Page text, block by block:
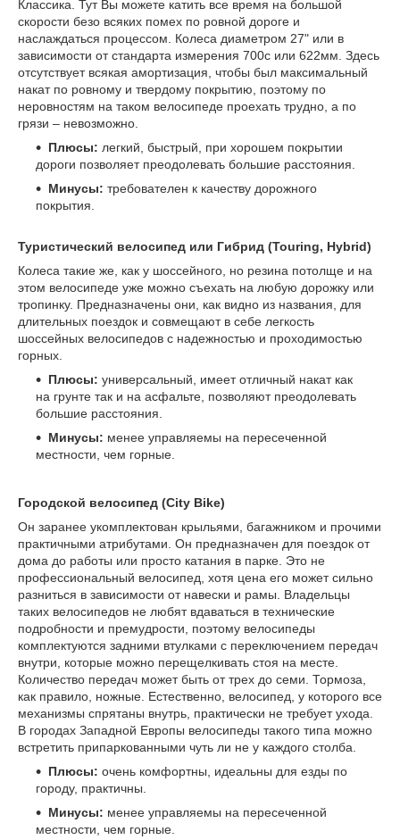
Классика. Тут Вы можете катить все время на большой
скорости безо всяких помех по ровной дороге и
наслаждаться процессом. Колеса диаметром 27" или в
зависимости от стандарта измерения 700с или 622мм. Здесь
отсутствует всякая амортизация, чтобы был максимальный
накат по ровному и твердому покрытию, поэтому по
неровностям на таком велосипеде проехать трудно, а по
грязи – невозможно.
Плюсы: легкий, быстрый, при хорошем покрытии
дороги позволяет преодолевать большие расстояния.
Минусы: требователен к качеству дорожного
покрытия.
Туристический велосипед или Гибрид (Touring, Hybrid)
Колеса такие же, как у шоссейного, но резина потолще и на
этом велосипеде уже можно съехать на любую дорожку или
тропинку. Предназначены они, как видно из названия, для
длительных поездок и совмещают в себе легкость
шоссейных велосипедов с надежностью и проходимостью
горных.
Плюсы: универсальный, имеет отличный накат как
на грунте так и на асфальте, позволяют преодолевать
большие расстояния.
Минусы: менее управляемы на пересеченной
местности, чем горные.
Городской велосипед (Сity Bike)
Он заранее укомплектован крыльями, багажником и прочими
практичными атрибутами. Он предназначен для поездок от
дома до работы или просто катания в парке. Это не
профессиональный велосипед, хотя цена его может сильно
разниться в зависимости от навески и рамы. Владельцы
таких велосипедов не любят вдаваться в технические
подробности и премудрости, поэтому велосипеды
комплектуются задними втулками с переключением передач
внутри, которые можно перещелкивать стоя на месте.
Количество передач может быть от трех до семи. Тормоза,
как правило, ножные. Естественно, велосипед, у которого все
механизмы спрятаны внутрь, практически не требует ухода.
В городах Западной Европы велосипеды такого типа можно
встретить припаркованными чуть ли не у каждого столба.
Плюсы: очень комфортны, идеальны для езды по
городу, практичны.
Минусы: менее управляемы на пересеченной
местности, чем горные.